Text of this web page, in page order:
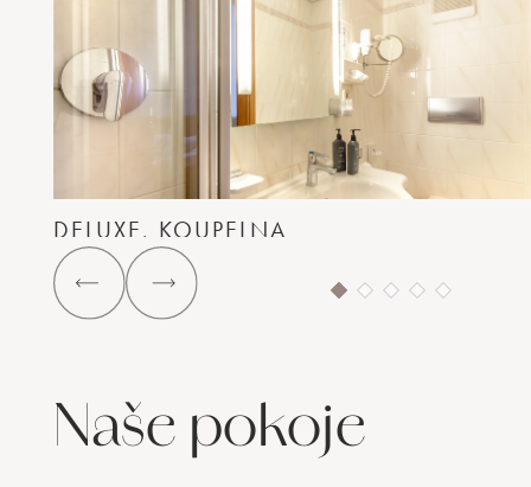
DELUXE, KOUPELNA
Naše pokoje